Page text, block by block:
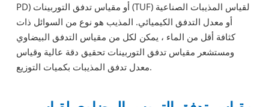
PD) أو مقياس تدفق التوربينات (TUF) لقياس المذيبات الصناعية
أو معدل التدفق الكيميائي. المذيب هو نوع من السوائل ذات
كثافة أقل من الماء ، يمكن لكل من مقياس التدفق البيضاوي
ومستشعر مقياس تدفق التوربينات تحقيق دقة عالية وقياس
معدل تدفق المذيبات بكميات التوزيع.